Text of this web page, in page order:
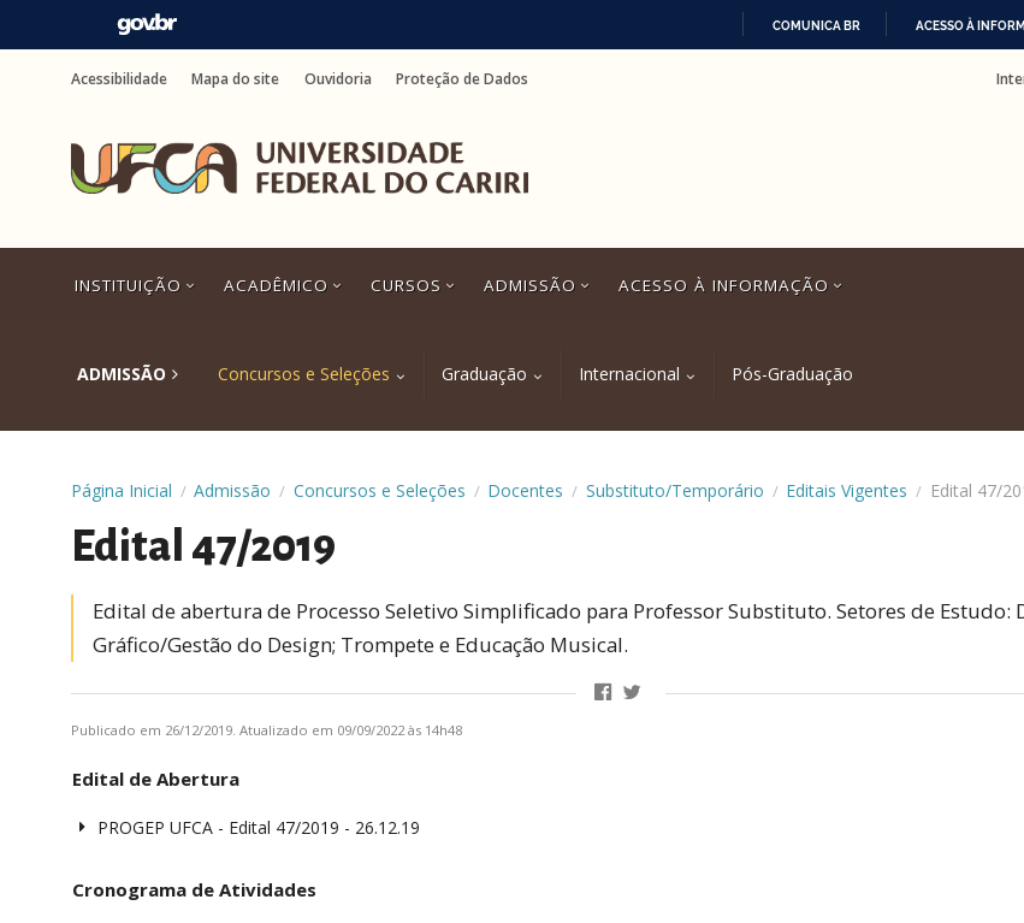
COMUNICA BR ACESSO À
para
para
busca
rodapé
Acessibilidade Mapa do site Ouvidoria Proteção de Dados
INSTITUIÇÃO ACADÊMICO CURSOS ADMISSÃO ACESSO À INFORMAÇÃO
ADMISSÃO Concursos e Seleções Graduação Internacional Pós-Graduação
Página Inicial / Admissão / Concursos e Seleções / Docentes / Substituto/Temporário / Editais Vigentes / Edital 47/
Edital 47/2019
Edital de abertura de Processo Seletivo Simplificado para Professor Substituto. Setores de Estudo:
Gráfico/Gestão do Design; Trompete e Educação Musical.
Publicado em 26/12/2019. Atualizado em 09/09/2022 às 14h48
Edital de Abertura
PROGEP UFCA - Edital 47/2019 - 26.12.19
Cronograma de Atividades